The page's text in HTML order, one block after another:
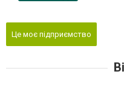
Це моє підприємство